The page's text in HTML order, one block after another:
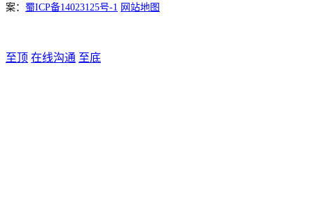
案： 蜀ICP备14023125号-1 网站地图
至顶 在线沟通 至底